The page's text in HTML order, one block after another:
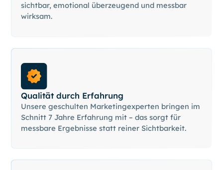
sichtbar, emotional überzeugend und messbar
wirksam.
Qualität durch Erfahrung
Unsere geschulten Marketingexperten bringen im
Schnitt 7 Jahre Erfahrung mit – das sorgt für
messbare Ergebnisse statt reiner Sichtbarkeit.